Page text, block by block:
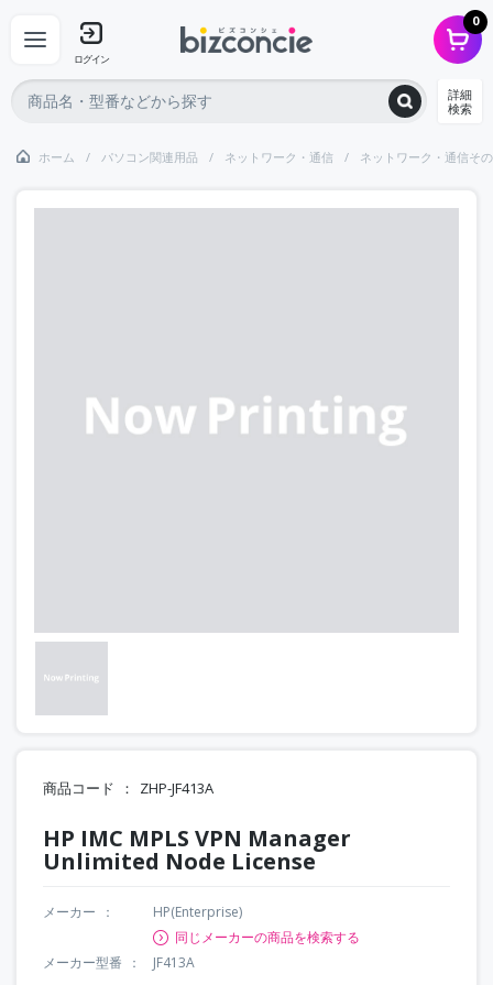
ログイン
0
詳細
検索
ホーム パソコン関連用品 ネットワーク・通信 ネットワーク・通信そ
商品コード ZHP-JF413A
HP IMC MPLS VPN Manager
Unlimited Node License
メーカー
HP(Enterprise)
同じメーカーの商品を検索する
メーカー型番
JF413A